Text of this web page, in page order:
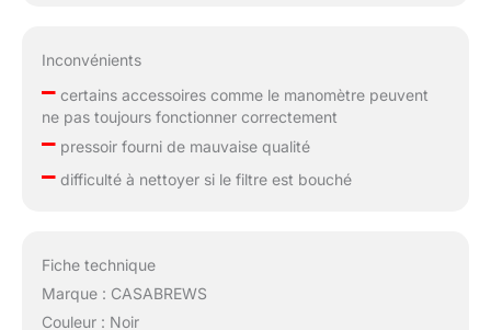
Inconvénients
–certains accessoires comme le manomètre peuvent
ne pas toujours fonctionner correctement
–pressoir fourni de mauvaise qualité
–difficulté à nettoyer si le filtre est bouché
Fiche technique
Marque : CASABREWS
Couleur : Noir